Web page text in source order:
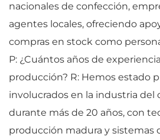
nacionales de confección,
agentes locales, ofreciendo
compras en stock como
P: ¿Cuántos años de
producción? R: Hemos estado
involucrados en la industria del
durante más de 20 años, con
producción madura y sistemas